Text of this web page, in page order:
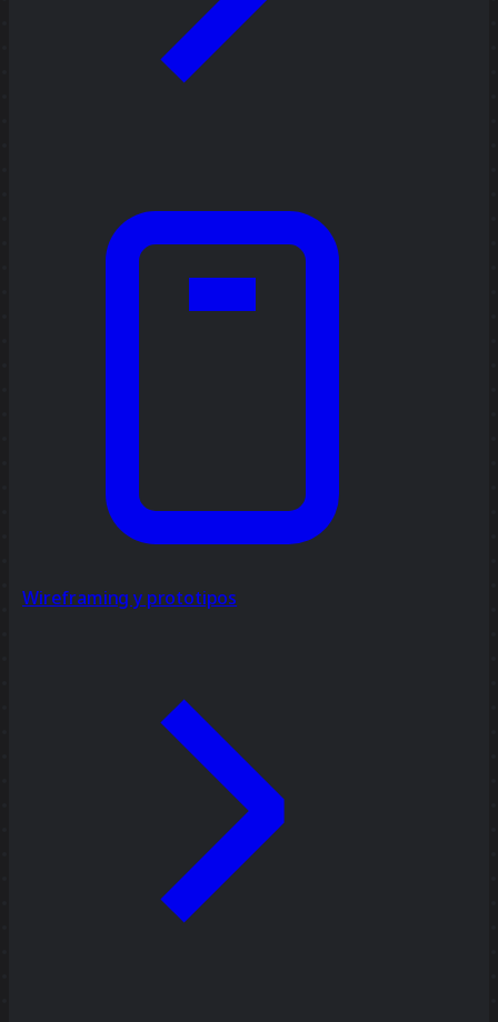
Wireframing y prototipos